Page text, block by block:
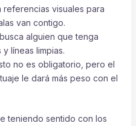
referencias visuales para
van contigo.
alguien que tenga
líneas limpias.
no es obligatorio, pero el
le dará más peso con el
teniendo sentido con los